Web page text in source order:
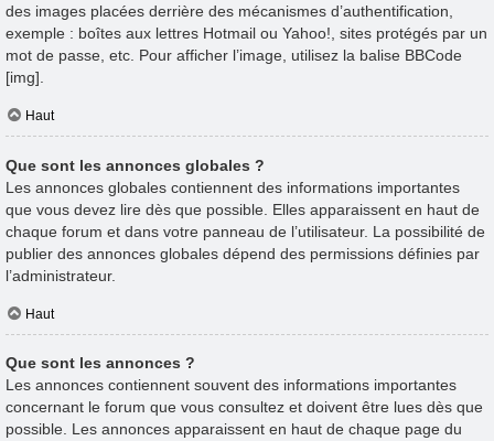
des images placées derrière des mécanismes d’authentification,
exemple : boîtes aux lettres Hotmail ou Yahoo!, sites protégés par un
mot de passe, etc. Pour afficher l’image, utilisez la balise BBCode
[img].
Haut
Que sont les annonces globales ?
Les annonces globales contiennent des informations importantes
que vous devez lire dès que possible. Elles apparaissent en haut de
chaque forum et dans votre panneau de l’utilisateur. La possibilité de
publier des annonces globales dépend des permissions définies par
l’administrateur.
Haut
Que sont les annonces ?
Les annonces contiennent souvent des informations importantes
concernant le forum que vous consultez et doivent être lues dès que
possible. Les annonces apparaissent en haut de chaque page du